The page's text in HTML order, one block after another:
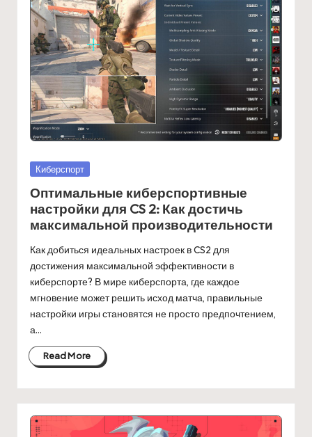
Posted
Киберспорт
Оптимальные киберспортивные
настройки для CS 2: Как достичь
максимальной производительности
Как добиться идеальных настроек в CS2 для
достижения максимальной эффективности в
киберспорте? В мире киберспорта, где каждое
мгновение может решить исход матча, правильные
настройки игры становятся не просто предпочтением,
а…
Read More